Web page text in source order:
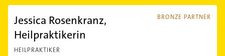
BRONZE PARTNER
Jessica Rosenkranz,
Heilpraktikerin
HEILPRAKTIKER